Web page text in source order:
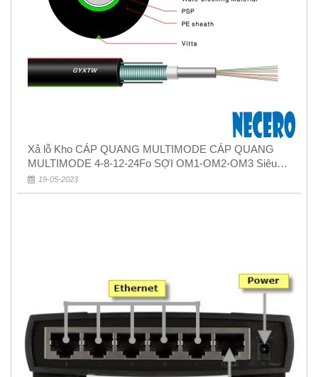
Xả lỗ Kho CÁP QUANG MULTIMODE CÁP QUANG
MULTIMODE 4-8-12-24Fo SỢI OM1-OM2-OM3 Siêu
Rẻ 5k
19-05-2023